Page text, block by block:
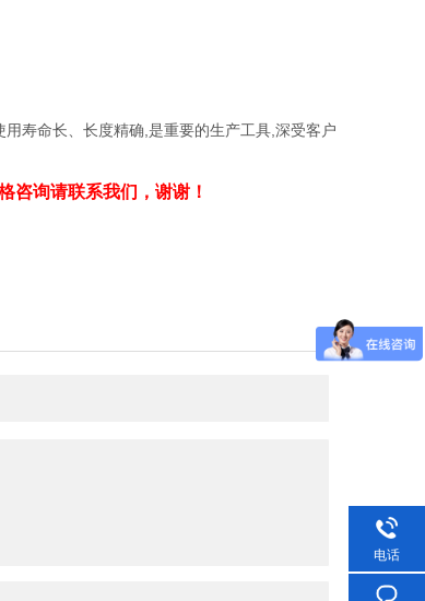
寿命长、长度精确,是重要的生产工具,深受客户
咨询请联系我们，谢谢！
电话